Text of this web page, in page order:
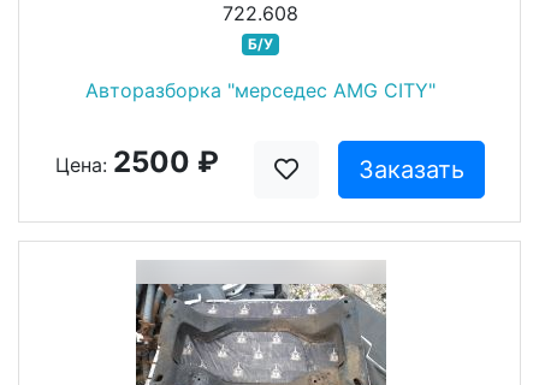
722.608
Б/У
Авторазборка "мерседес AMG CITY"
Цена: 2500 ₽ Заказать